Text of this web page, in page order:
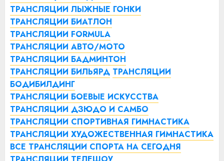
ТРАНСЛЯЦИИ ЛЫЖНЫЕ ГОНКИ
ТРАНСЛЯЦИИ БИАТЛОН
ТРАНСЛЯЦИИ FORMULA
ТРАНСЛЯЦИИ АВТО/МОТО
ТРАНСЛЯЦИИ БАДМИНТОН
ТРАНСЛЯЦИИ БИЛЬЯРД ТРАНСЛЯЦИИ
БОДИБИЛДИНГ
ТРАНСЛЯЦИИ БОЕВЫЕ ИСКУССТВА
ТРАНСЛЯЦИИ ДЗЮДО И САМБО
ТРАНСЛЯЦИИ СПОРТИВНАЯ ГИМНАСТИКА
ТРАНСЛЯЦИИ ХУДОЖЕСТВЕННАЯ ГИМНАСТИКА
ВСЕ ТРАНСЛЯЦИИ СПОРТА НА СЕГОДНЯ